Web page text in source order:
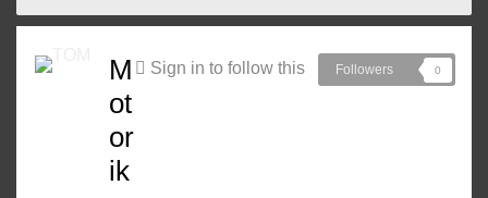
Sign in to follow this Followers 0
M
ot
or
ik